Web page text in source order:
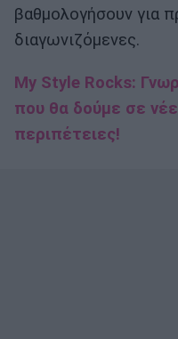
βαθμολογήσουν για
διαγωνιζόμενες.
My Style Rocks:
που θα δούμε σε
περιπέτειες!